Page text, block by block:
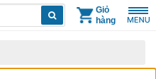
Giỏ
hàng